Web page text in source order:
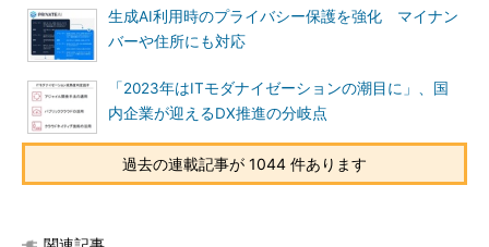
生成AI利用時のプライバシー保護を強化 マイナン
バーや住所にも対応
「2023年はITモダナイゼーションの潮目に」、国
内企業が迎えるDX推進の分岐点
過去の連載記事が 1044 件あります